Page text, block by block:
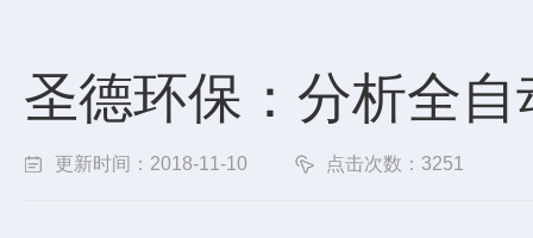
圣德环保：分析全
更新时间：2018-11-10 点击次数：3251